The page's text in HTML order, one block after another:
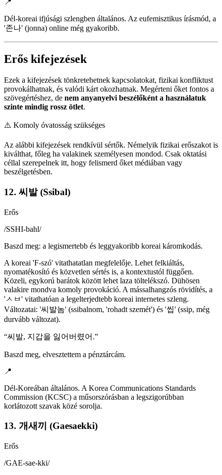
📍
Dél-koreai ifjúsági szlengben általános. Az eufemisztikus írásmód, a
'존나' (jonna) online még gyakoribb.
Erős kifejezések
Ezek a kifejezések tönkretehetnek kapcsolatokat, fizikai konfliktust
provokálhatnak, és valódi kárt okozhatnak. Megérteni őket fontos a
szövegértéshez, de nem anyanyelvi beszélőként a használatuk
szinte mindig rossz ötlet.
⚠️ Komoly óvatosság szükséges
Az alábbi kifejezések rendkívül sértők. Némelyik fizikai erőszakot is
kiválthat, főleg ha valakinek személyesen mondod. Csak oktatási
céllal szerepelnek itt, hogy felismerd őket médiában vagy
beszélgetésben.
12. 씨발 (Ssibal)
Erős
/SSHI-bahl/
Baszd meg: a legismertebb és leggyakoribb koreai káromkodás.
A koreai 'F-szó' vitathatatlan megfelelője. Lehet felkiáltás,
nyomatékosító és közvetlen sértés is, a kontextustól függően.
Közeli, egykorú barátok között lehet laza töltelékszó. Dühösen
valakire mondva komoly provokáció. A mássalhangzós rövidítés, a
'ㅅㅂ' vitathatóan a legelterjedtebb koreai internetes szleng.
Változatai: '씨발놈' (ssibalnom, 'rohadt szemét') és '씹' (ssip, még
durvább változat).
“씨발, 지갑을 잃어버렸어.”
Baszd meg, elvesztettem a pénztárcám.
📍
Dél-Koreában általános. A Korea Communications Standards
Commission (KCSC) a műsorszórásban a legszigorúbban
korlátozott szavak közé sorolja.
13. 개새끼 (Gaesaekki)
Erős
/GAE-sae-kki/